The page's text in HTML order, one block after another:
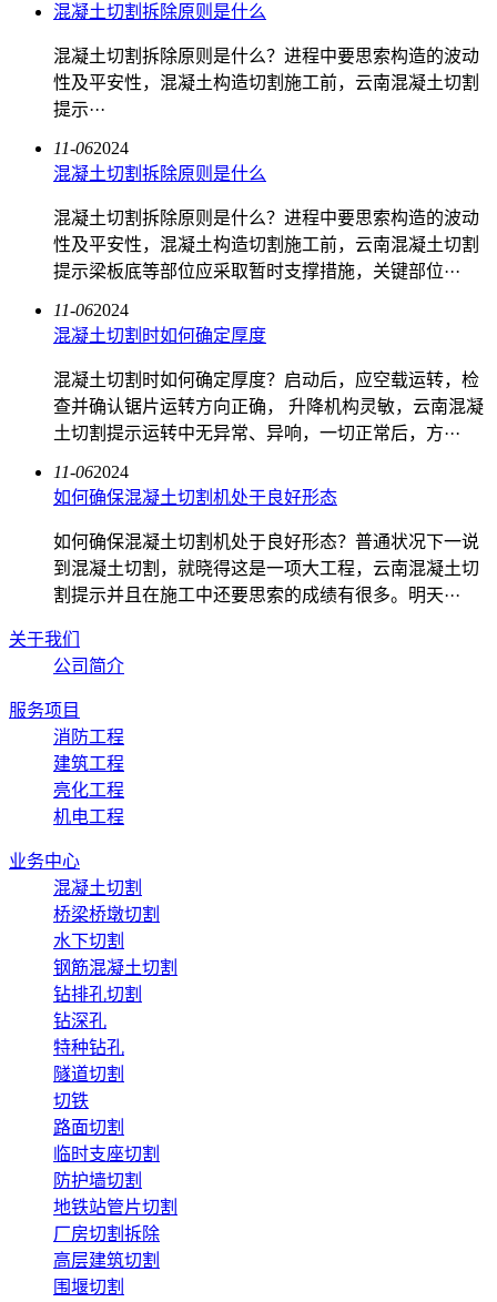
混凝土切割拆除原则是什么
混凝土切割拆除原则是什么？进程中要思索构造的波动
性及平安性，混凝土构造切割施工前，云南混凝土切割
提示···
11-062024
混凝土切割拆除原则是什么
混凝土切割拆除原则是什么？进程中要思索构造的波动
性及平安性，混凝土构造切割施工前，云南混凝土切割
提示梁板底等部位应采取暂时支撑措施，关键部位···
11-062024
混凝土切割时如何确定厚度
混凝土切割时如何确定厚度？启动后，应空载运转，检
查并确认锯片运转方向正确， 升降机构灵敏，云南混凝
土切割提示运转中无异常、异响，一切正常后，方···
11-062024
如何确保混凝土切割机处于良好形态
如何确保混凝土切割机处于良好形态？普通状况下一说
到混凝土切割，就晓得这是一项大工程，云南混凝土切
割提示并且在施工中还要思索的成绩有很多。明天···
关于我们
公司简介
服务项目
消防工程
建筑工程
亮化工程
机电工程
业务中心
混凝土切割
桥梁桥墩切割
水下切割
钢筋混凝土切割
钻排孔切割
钻深孔
特种钻孔
隧道切割
切铁
路面切割
临时支座切割
防护墙切割
地铁站管片切割
厂房切割拆除
高层建筑切割
围堰切割